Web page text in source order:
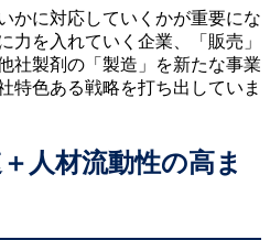
かに対応していくかが重要にな
力を入れていく企業、「販売」
社製剤の「製造」を新たな事業
特色ある戦略を打ち出していま
人材流動性の高ま